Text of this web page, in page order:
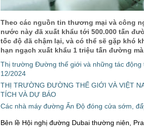
Theo các nguồn tin thương mại và công
nước này đã xuất khẩu tới 500.000 tấn
tốc độ đã chậm lại, và có thể sẽ gặp khó
hạn ngạch xuất khẩu 1 triệu tấn đường
Thị trường Đường thế giới và những tác động
12/2024
THỊ TRƯỜNG ĐƯỜNG THẾ GIỚI VÀ VIỆT
TÍCH VÀ DỰ BÁO
Các nhà máy đường Ấn Độ đóng cửa sớm,
Bên lề Hội nghị đường Dubai thường niên,